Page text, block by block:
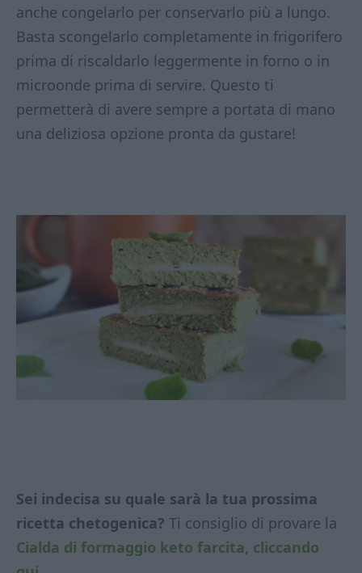
anche congelarlo per conservarlo più a lungo.
Basta scongelarlo completamente in frigorifero
prima di riscaldarlo leggermente in forno o in
microonde prima di servire. Questo ti
permetterà di avere sempre a portata di mano
una deliziosa opzione pronta da gustare!
Sei indecisa su quale sarà la tua prossima
ricetta chetogenica? Ti consiglio di provare la
Cialda di formaggio keto farcita, cliccando